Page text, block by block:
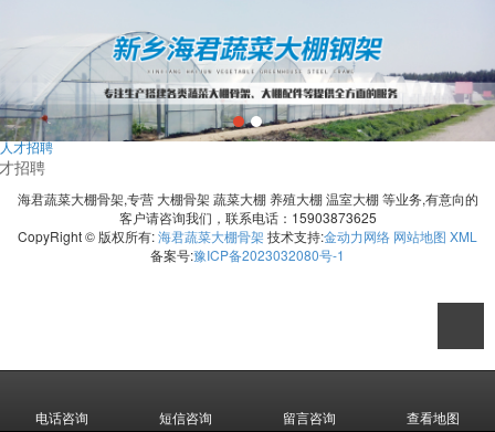
人才招聘
招聘
海君蔬菜大棚骨架,专营 大棚骨架 蔬菜大棚 养殖大棚 温室大棚 等业务,有意向的
客户请咨询我们，联系电话：15903873625
CopyRight © 版权所有:海君蔬菜大棚骨架 技术支持:金动力网络 网站地图 XML
备案号:豫ICP备2023032080号-1
电话咨询 短信咨询 留言咨询 查看地图